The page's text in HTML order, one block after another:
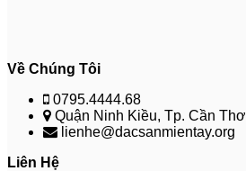
Về Chúng Tôi
0795.4444.68
Quận Ninh Kiều, Tp. Cần Thơ
lienhe@dacsanmientay.org
Liên Hệ